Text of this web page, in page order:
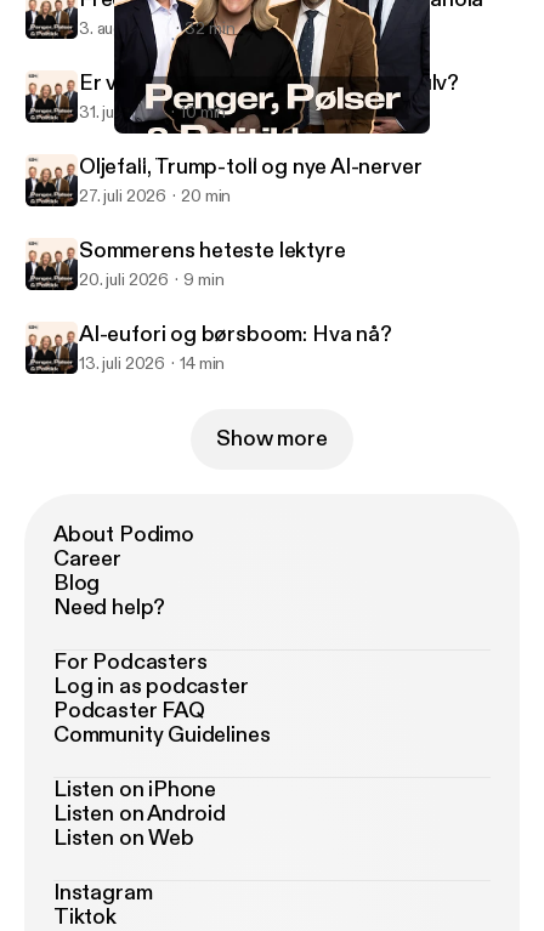
Penger, pølser og politikk
3. aug. 2026 32 min
Er vi klare for demokratiets dansegulv?
31. juli 2026 10 min
Oljefall, Trump-toll og nye AI-nerver
27. juli 2026 20 min
Sommerens heteste lektyre
20. juli 2026 9 min
AI-eufori og børsboom: Hva nå?
13. juli 2026 14 min
Show more
About Podimo
Career
Blog
Need help?
For Podcasters
Log in as podcaster
Podcaster FAQ
Community Guidelines
Listen on iPhone
Listen on Android
Listen on Web
Instagram
Tiktok